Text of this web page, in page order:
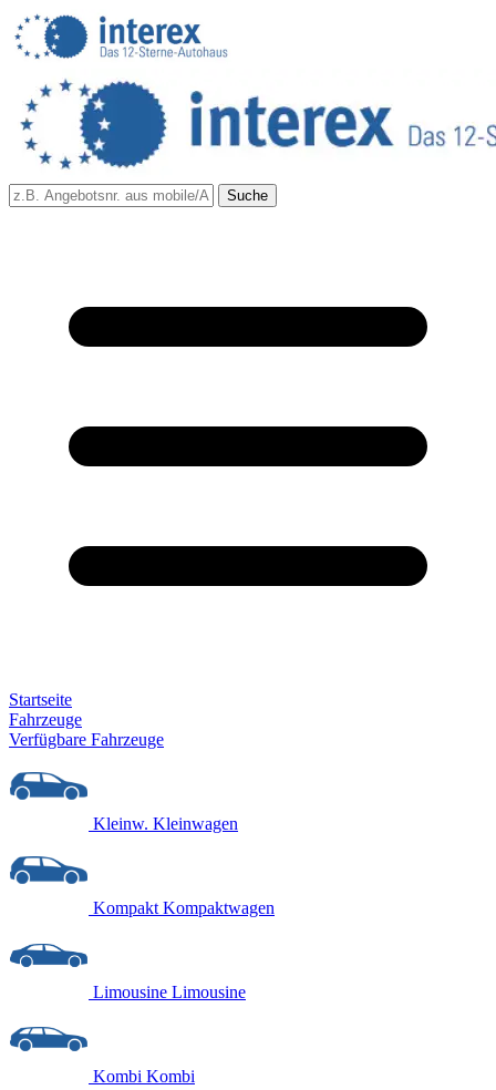
Suche
Startseite
Fahrzeuge
Verfügbare Fahrzeuge
Kleinw. Kleinwagen
Kompakt Kompaktwagen
Limousine Limousine
Kombi Kombi